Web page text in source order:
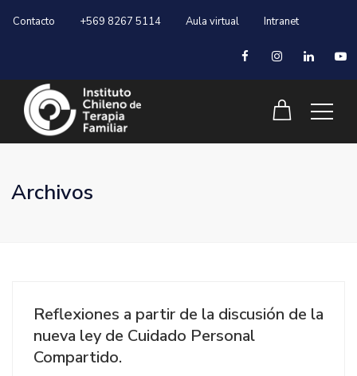
Contacto +569 8267 5114 Aula virtual Intranet
Archivos
Reflexiones a partir de la discusión de la
nueva ley de Cuidado Personal
Compartido.